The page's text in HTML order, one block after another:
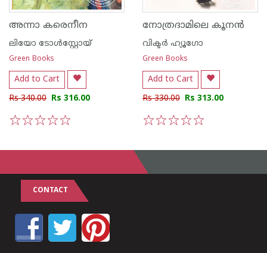
അന്നാ കരെനീന
ലിയോ ടോള്‍സ്റ്റോയ്
Green Books
Add to Cart
Rs 340.00 Rs 316.00
നോത്രദാമിലെ കൂന‌ന്‍
വിക്ടര്‍ ഹ്യൂഗോ
Green Books
Add to Cart
Rs 330.00 Rs 313.00
CONTACT